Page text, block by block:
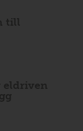
till
eldriven